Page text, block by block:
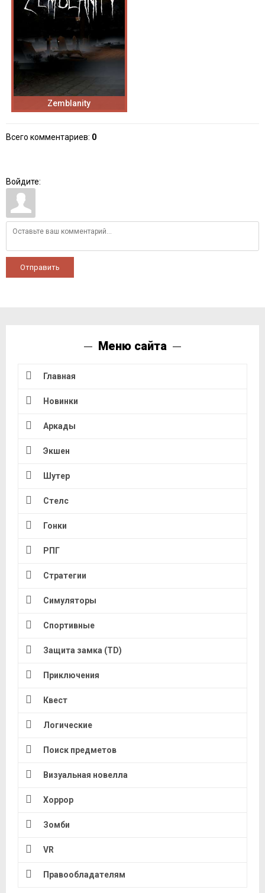
Zemblanity
Всего комментариев: 0
Войдите:
Отправить
Меню сайта
Главная
Новинки
Аркады
Экшен
Шутер
Стелс
Гонки
РПГ
Стратегии
Симуляторы
Спортивные
Защита замка (TD)
Приключения
Квест
Логические
Поиск предметов
Визуальная новелла
Хоррор
Зомби
VR
Правообладателям